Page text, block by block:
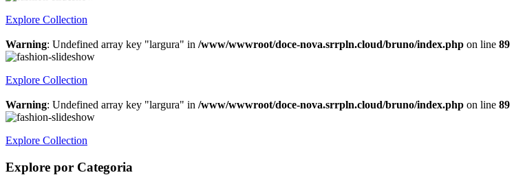
Explore Collection
Warning: Undefined array key "largura" in /www/wwwroot/doce-nova.srrpln.cloud/bruno/index.php on line 89
Explore Collection
Warning: Undefined array key "largura" in /www/wwwroot/doce-nova.srrpln.cloud/bruno/index.php on line 89
Explore Collection
Explore por Categoria